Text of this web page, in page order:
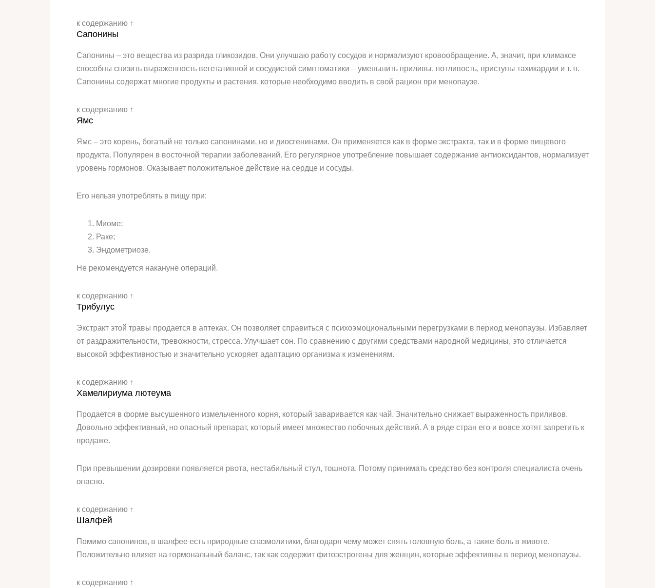
к содержанию ↑
Сапонины
Сапонины – это вещества из разряда гликозидов. Они улучшаю работу сосудов и нормализуют кровообращение. А, значит, при климаксе
способны снизить выраженность вегетативной и сосудистой симптоматики – уменьшить приливы, потливость, приступы тахикардии и т. п.
Сапонины содержат многие продукты и растения, которые необходимо вводить в свой рацион при менопаузе.
к содержанию ↑
Ямс
Ямс – это корень, богатый не только сапонинами, но и диосгенинами. Он применяется как в форме экстракта, так и в форме пищевого
продукта. Популярен в восточной терапии заболеваний. Его регулярное употребление повышает содержание антиоксидантов, нормализует
уровень гормонов. Оказывает положительное действие на сердце и сосуды.
Его нельзя употреблять в пищу при:
Миоме;
Раке;
Эндометриозе.
Не рекомендуется накануне операций.
к содержанию ↑
Трибулус
Экстракт этой травы продается в аптеках. Он позволяет справиться с психоэмоциональными перегрузками в период менопаузы. Избавляет
от раздражительности, тревожности, стресса. Улучшает сон. По сравнению с другими средствами народной медицины, это отличается
высокой эффективностью и значительно ускоряет адаптацию организма к изменениям.
к содержанию ↑
Хамелириума лютеума
Продается в форме высушенного измельченного корня, который заваривается как чай. Значительно снижает выраженность приливов.
Довольно эффективный, но опасный препарат, который имеет множество побочных действий. А в ряде стран его и вовсе хотят запретить к
продаже.
При превышении дозировки появляется рвота, нестабильный стул, тошнота. Потому принимать средство без контроля специалиста очень
опасно.
к содержанию ↑
Шалфей
Помимо сапонинов, в шалфее есть природные спазмолитики, благодаря чему может снять головную боль, а также боль в животе.
Положительно влияет на гормональный баланс, так как содержит фитоэстрогены для женщин, которые эффективны в период менопаузы.
к содержанию ↑